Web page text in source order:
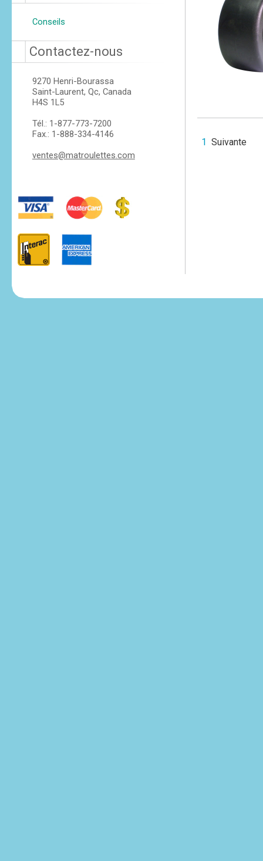
Conseils
Contactez-nous
9270 Henri-Bourassa
Saint-Laurent, Qc, Canada
H4S 1L5
Tél.: 1-877-773-7200
Fax.: 1-888-334-4146
ventes@matroulettes.com
1 Suivante